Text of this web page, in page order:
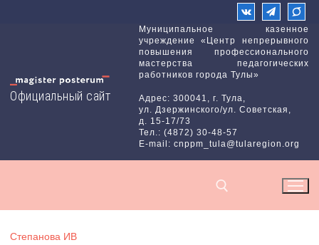
Официальный сайт
Муниципальное казенное
учреждение «Центр непрерывного
повышения профессионального
мастерства педагогических
работников города Тулы»
Адрес: 300041, г. Тула,
ул. Дзержинского/ул. Советская,
д. 15-17/73
Тел.: (4872) 30-48-57
E-mail: cnppm_tula@tularegion.org
Степанова ИВ